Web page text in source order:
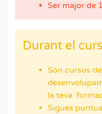
Ser major de
Durant el
Són cursos
la teva
Sigues